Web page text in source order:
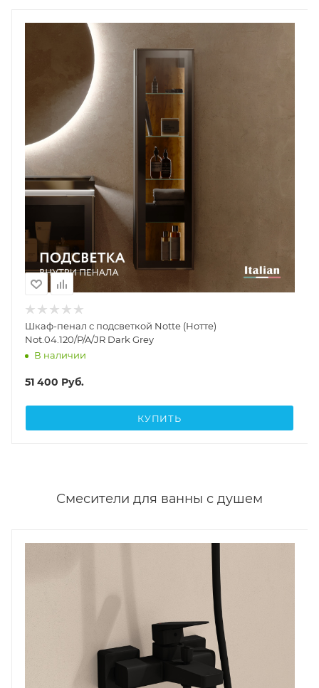
Шкаф-пенал с подсветкой Notte (Нотте)
Not.04.120/P/A/JR Dark Grey
В наличии
51 400 Руб.
КУПИТЬ
Смесители для ванны с душем